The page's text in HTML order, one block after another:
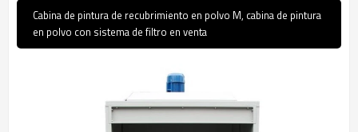
Cabina de pintura de recubrimiento en polvo M, cabina de pintura
en polvo con sistema de filtro en venta